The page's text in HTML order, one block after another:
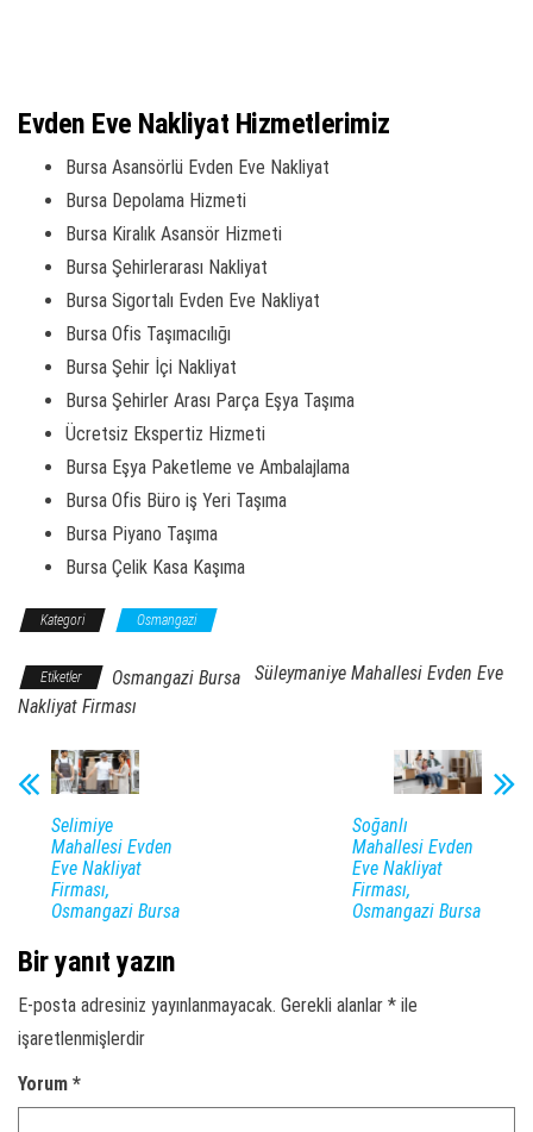
Evden Eve Nakliyat Hizmetlerimiz
Bursa Asansörlü Evden Eve Nakliyat
Bursa Depolama Hizmeti
Bursa Kiralık Asansör Hizmeti
Bursa Şehirlerarası Nakliyat
Bursa Sigortalı Evden Eve Nakliyat
Bursa Ofis Taşımacılığı
Bursa Şehir İçi Nakliyat
Bursa Şehirler Arası Parça Eşya Taşıma
Ücretsiz Ekspertiz Hizmeti
Bursa Eşya Paketleme ve Ambalajlama
Bursa Ofis Büro iş Yeri Taşıma
Bursa Piyano Taşıma
Bursa Çelik Kasa Kaşıma
Kategori Osmangazi
Etiketler Osmangazi Bursa
Süleymaniye Mahallesi Evden Eve
Nakliyat Firması
Selimiye
Mahallesi Evden
Eve Nakliyat
Firması,
Osmangazi Bursa
Soğanlı
Mahallesi Evden
Eve Nakliyat
Firması,
Osmangazi Bursa
Bir yanıt yazın
E-posta adresiniz yayınlanmayacak. Gerekli alanlar * ile
işaretlenmişlerdir
Yorum *